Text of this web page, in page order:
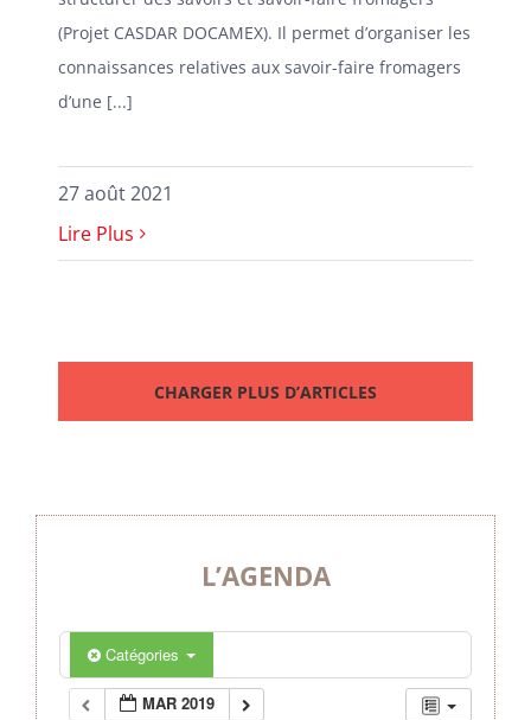
(Projet CASDAR DOCAMEX). Il permet d’organiser les
connaissances relatives aux savoir-faire fromagers
d’une [...]
27 août 2021
Lire Plus
CHARGER PLUS D’ARTICLES
L’AGENDA
Catégories
MAR 2019